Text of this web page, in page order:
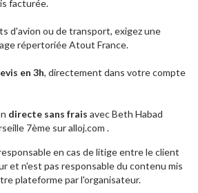
facturée.
d'avion ou de transport, exigez une
répertoriée Atout France.
en 3h, directement dans votre compte
directe sans frais avec Beth Habad
7ème sur alloj.com .
en cas de litige entre le client
et n'est pas responsable du contenu mis
plateforme par l'organisateur.